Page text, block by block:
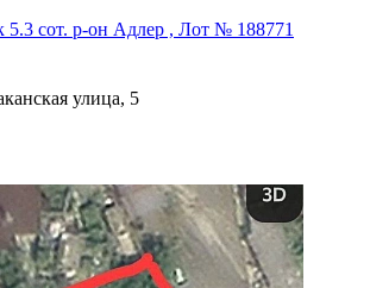
5.3 сот. р-он Адлер , Лот № 188771
улица, 5